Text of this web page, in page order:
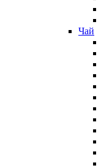
Чай